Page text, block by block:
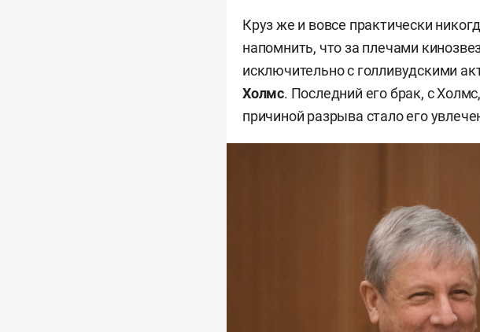
Круз же и вовсе практически
напомнить, что за плечами
исключительно с голливудскими
Холмс. Последний его брак, с
причиной разрыва стало его